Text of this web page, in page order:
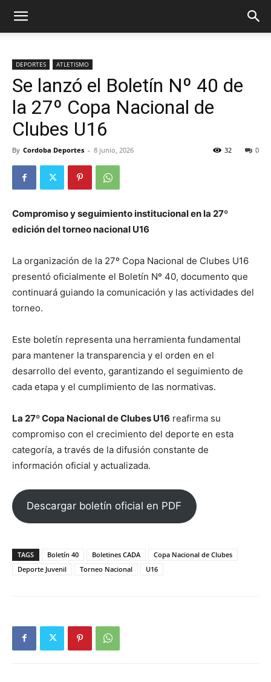
DEPORTES ATLETISMO
Se lanzó el Boletín Nº 40 de
la 27º Copa Nacional de
Clubes U16
By Cordoba Deportes - 8 junio, 2026 0
32
Compromiso y seguimiento institucional en la 27º
edición del torneo nacional U16
La organización de la 27º Copa Nacional de Clubes U16
presentó oficialmente el Boletín Nº 40, documento que
continuará guiando la comunicación y las actividades del
torneo.
Este boletín representa una herramienta fundamental
para mantener la transparencia y el orden en el
desarrollo del evento, garantizando el seguimiento de
cada etapa y el cumplimiento de las normativas.
La 27º Copa Nacional de Clubes U16 reafirma su
compromiso con el crecimiento del deporte en esta
categoría, a través de la difusión constante de
información oficial y actualizada.
Descargar boletín oficial en PDF
TAGS Boletín 40 Boletines CADA
Copa Nacional de Clubes
Deporte Juvenil
Torneo Nacional U16